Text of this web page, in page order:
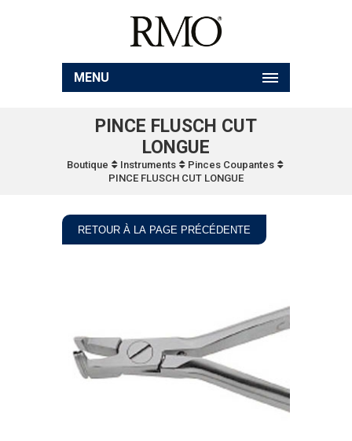
MENU
PINCE FLUSCH CUT
LONGUE
Boutique Instruments
Pinces Coupantes
PINCE FLUSCH CUT LONGUE
RETOUR À LA PAGE PRÉCÉDENTE